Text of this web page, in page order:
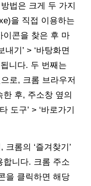
법은 크게 두 가지
을 직접 이용하는
이콘을 찾은 후 마
기’ > ‘바탕화면
니다. 두 번째는
로, 크롬 브라우저
후, 주소창 옆의
도구’ > ‘바로가기
롬의 ‘즐겨찾기’
합니다. 크롬 주소
을 클릭하면 해당